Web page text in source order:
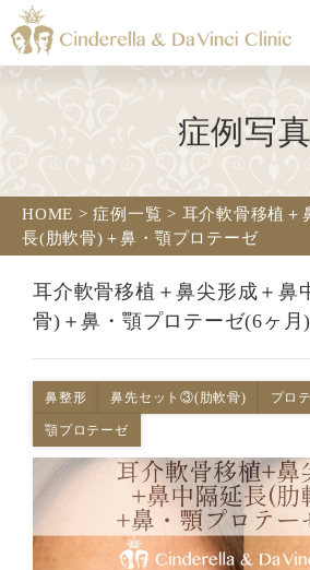
症例写真
HOME >症例一覧 > 耳介軟骨移植＋
長(肋軟骨)＋鼻・顎プロテーゼ
耳介軟骨移植＋鼻尖形成＋鼻
骨)＋鼻・顎プロテーゼ(6ヶ月)
鼻整形 鼻先セット③(肋軟骨) プロ
顎プロテーゼ